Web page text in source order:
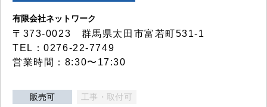
有限会社ネットワーク
〒373-0023 群馬県太田市富若町531-1
TEL：0276-22-7749
営業時間：8:30〜17:30
販売可 工事・取付可